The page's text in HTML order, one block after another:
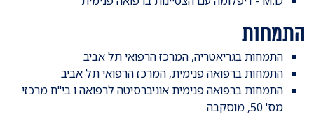
התמחות
התמחות בגריאטריה, המרכז הרפואי תל אביב
התמחות ברפואה פנימית, המרכז הרפואי תל אביב
התמחות ברפואה פנימית אוניברסיטה לרפואה ו בי"ח מרכזי
מס' 50, מוסקבה